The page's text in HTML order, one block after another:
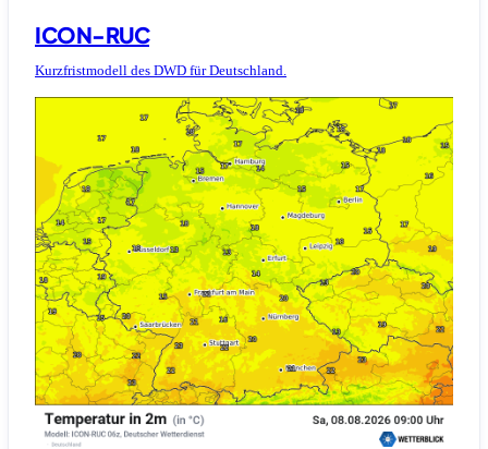
ICON-RUC
Kurzfristmodell des DWD für Deutschland.